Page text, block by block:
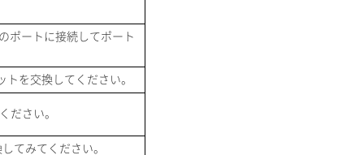
ポートに接続してポート
トを交換してください。
ださい。
てみてください。